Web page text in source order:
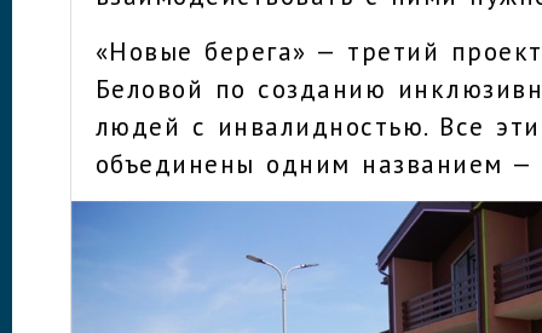
«Новые берега» — третий
Беловой по созданию
людей с инвалидностью. Все
объединены одним названием —